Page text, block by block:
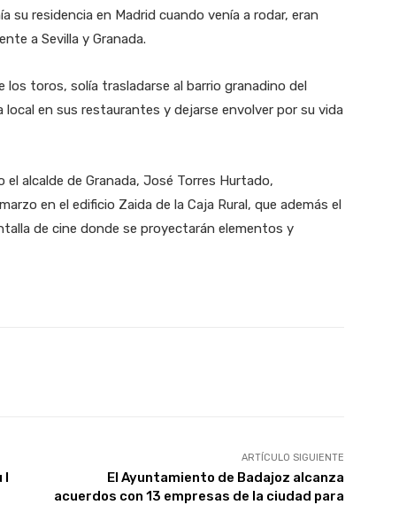
su residencia en Madrid cuando venía a rodar, eran
a Sevilla y Granada.
toros, solía trasladarse al barrio granadino del
en sus restaurantes y dejarse envolver por su vida
alcalde de Granada, José Torres Hurtado,
en el edificio Zaida de la Caja Rural, que además el
de cine donde se proyectarán elementos y
I
ARTÍCULO SIGUIENTE
El Ayuntamiento de Badajoz alcanza
acuerdos con 13 empresas de la ciudad para